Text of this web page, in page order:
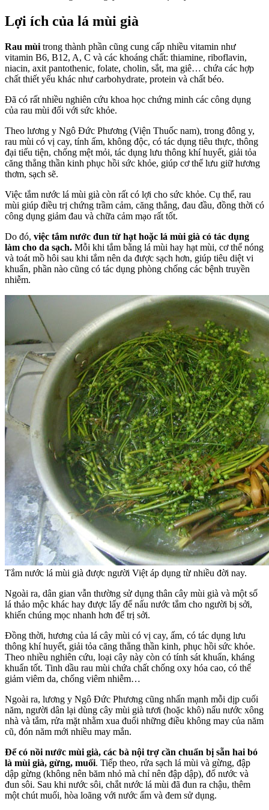
Lợi ích của lá mùi già
Rau mùi trong thành phần cũng cung cấp nhiều vitamin như
vitamin B6, B12, A, C và các khoáng chất: thiamine, riboflavin,
niacin, axit pantothenic, folate, cholin, sắt, ma giê… chứa các hợp
chất thiết yếu khác như carbohydrate, protein và chất béo.
Đã có rất nhiều nghiên cứu khoa học chứng minh các công dụng
của rau mùi đối với sức khỏe.
Theo lương y Ngô Đức Phương (Viện Thuốc nam), trong đông y,
rau mùi có vị cay, tính ấm, không độc, có tác dụng tiêu thực, thông
đại tiểu tiện, chống mệt mỏi, tác dụng lưu thông khí huyết, giải tỏa
căng thẳng thần kinh phục hồi sức khỏe, giúp cơ thể lưu giữ hương
thơm, sạch sẽ.
Việc tắm nước lá mùi già còn rất có lợi cho sức khỏe. Cụ thể, rau
mùi giúp điều trị chứng trầm cảm, căng thẳng, đau đầu, đồng thời có
công dụng giảm đau và chữa cảm mạo rất tốt.
Do đó, việc tắm nước đun từ hạt hoặc lá mùi già có tác dụng
làm cho da sạch. Mỗi khi tắm bằng lá mùi hay hạt mùi, cơ thể nóng
và toát mồ hôi sau khi tắm nên da được sạch hơn, giúp tiêu diệt vi
khuẩn, phần nào cũng có tác dụng phòng chống các bệnh truyền
nhiễm.
Tắm nước lá mùi già được người Việt áp dụng từ nhiều đời nay.
Ngoài ra, dân gian vẫn thường sử dụng thân cây mùi già và một số
lá thảo mộc khác hay được lấy để nấu nước tắm cho người bị sởi,
khiến chúng mọc nhanh hơn để trị sởi.
Đồng thời, hương của lá cây mùi có vị cay, ấm, có tác dụng lưu
thông khí huyết, giải tỏa căng thẳng thần kinh, phục hồi sức khỏe.
Theo nhiều nghiên cứu, loại cây này còn có tính sát khuẩn, kháng
khuẩn tốt. Tinh dầu rau mùi chứa chất chống oxy hóa cao, có thể
giảm viêm da, chống viêm nhiễm…
Ngoài ra, lương y Ngô Đức Phương cũng nhấn mạnh mỗi dịp cuối
năm, người dân lại dùng cây mùi già tươi (hoặc khô) nấu nước xông
nhà và tắm, rửa mặt nhằm xua đuổi những điều không may của năm
cũ, đón năm mới nhiều may mắn.
Để có nồi nước mùi già, các bà nội trợ cần chuẩn bị sẵn hai bó
là mùi già, gừng, muối. Tiếp theo, rửa sạch lá mùi và gừng, đập
dập gừng (không nên băm nhỏ mà chỉ nên đập dập), đổ nước và
đun sôi. Sau khi nước sôi, chắt nước lá mùi đã đun ra chậu, thêm
một chút muối, hòa loãng với nước ấm và đem sử dụng.